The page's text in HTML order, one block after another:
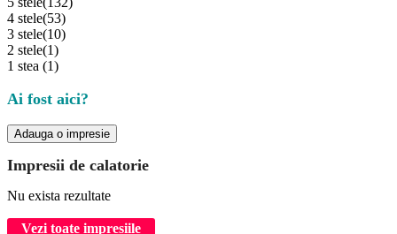
4 stele(53)
3 stele(10)
2 stele(1)
1 stea (1)
Ai fost aici?
Adauga o impresie
Impresii de calatorie
Nu exista rezultate
Vezi toate impresiile